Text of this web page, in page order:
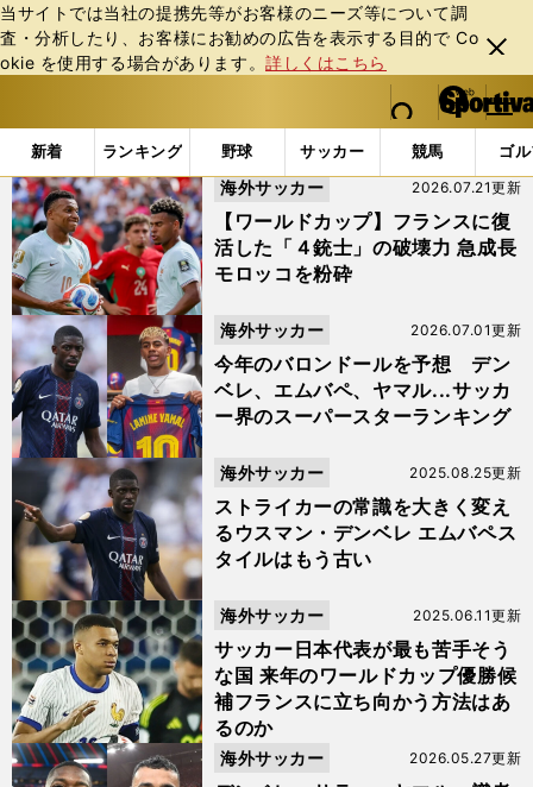
当サイトでは当社の提携先等がお客様のニーズ等について調
査・分析したり、お客様にお勧めの広告を表⽰する⽬的で Co
okie を使⽤する場合があります。詳しくはこちら
閉じ
る
web Sportiva (webスポルティーバ)
検索
マイペ
ー
ジ
メニュ
新着 ランキング 野球 サッカー 競馬 ゴ
b
ス
ポ
ル
テ
ィ
ー
バ
「#ウスマン・デンベレ」の最新ニュース・ 情報
【ワールドカップ】フランスに復
活した「４銃士」の破壊力 急成長
モロッコを粉砕
2026.07.21更新
海外サッカー
今年のバロンドールを予想 デン
ベレ、エムバペ、ヤマル...サッカ
ー界のスーパースターランキング
2026.07.01更新
海外サッカー
ストライカーの常識を大きく変え
るウスマン・デンベレ エムバペス
タイルはもう古い
2025.08.25更新
海外サッカー
サッカー日本代表が最も苦手そう
な国 来年のワールドカップ優勝候
補フランスに立ち向かう方法はあ
るのか
2025.06.11更新
海外サッカー
2026.05.27更新
海外サッカー